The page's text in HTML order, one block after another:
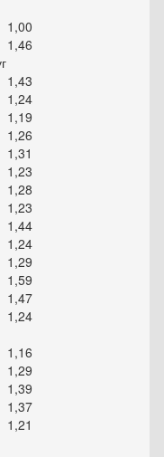
1,00
1,46
1,43
1,24
1,19
1,26
1,31
1,23
1,28
1,23
1,44
1,24
1,29
1,59
1,47
1,24
1,16
1,29
1,39
1,37
1,21